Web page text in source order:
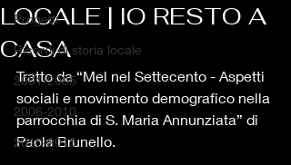
Progetti
Ricordi di storia locale
2001-2005
2006-2010
2010-2015
LOCALE | IO RESTO A
CASA
Tratto da “Mel nel Settecento - Aspetti
sociali e movimento demografico nella
parrocchia di S. Maria Annunziata” di
Paola Brunello.